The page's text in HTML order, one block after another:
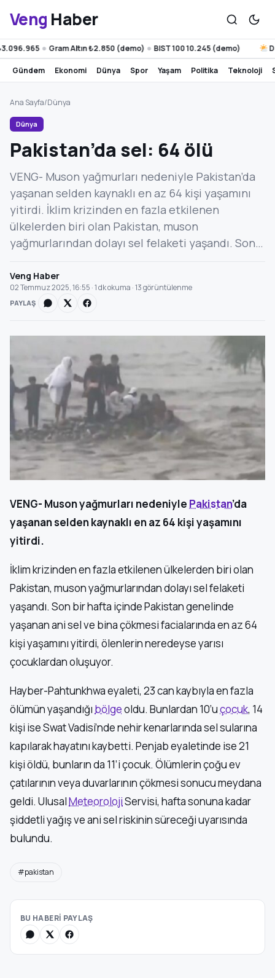
Veng Haber
● Gram Altın ₺2.850 (demo) ● BIST 100 10.245 (demo)
gündem ekonomi dünya spor yaşam politika teknoloji
Ana Sayfa/Dünya
Dünya
Pakistan’da sel: 64 ölü
VENG- Muson yağmurları nedeniyle Pakistan’da
yaşanan selden kaynaklı en az 64 kişi yaşamını
yitirdi. İklim krizinden en fazla etkilenen
ülkelerden biri olan Pakistan, muson
yağmurlarından dolayı sel felaketi yaşandı. Son…
Veng Haber
02 Temmuz 2025, 16:55 · 1 dk okuma · 13 görüntülenme
PAYLAŞ
VENG- Muson yağmurları nedeniyle Pakistan’da
yaşanan selden kaynaklı en az 64 kişi yaşamını
yitirdi.
İklim krizinden en fazla etkilenen ülkelerden biri olan
Pakistan, muson yağmurlarından dolayı sel felaketi
yaşandı. Son bir hafta içinde Pakistan genelinde
yaşanan ani sel ve bina çökmesi facialarında en az 64
kişi yaşamını yitirdi, ölenlerin neredeyse yarısı
çocuklardan oluşuyor.
Hayber-Pahtunkhwa eyaleti, 23 can kaybıyla en fazla
ölümün yaşandığı bölgeoldu. Bunlardan 10’uçocuk, 14
kişi ise Swat Vadisi’nde nehir kenarlarında sel sularına
kapılarak hayatını kaybetti. Penjab eyaletinde ise 21
kişi öldü, bunların da 11’i çocuk. Ölümlerin çoğu ev
çatılarının veya duvarlarının çökmesi sonucu meydana
geldi. UlusalMeteorolojiServisi, hafta sonuna kadar
şiddetli yağış ve ani sel riskinin süreceği uyarısında
bulundu.
#pakistan
BU HABERİ PAYLAŞ